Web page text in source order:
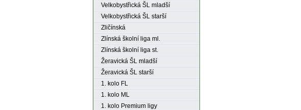
Velkobystřická ŠL mladší
Velkobystřická ŠL starší
Zličínská
Zlínská školní liga ml.
Zlínská školní liga st.
Žeravická ŠL mladší
Žeravická ŠL starší
1. kolo FL
1. kolo ML
1. kolo Premium ligy